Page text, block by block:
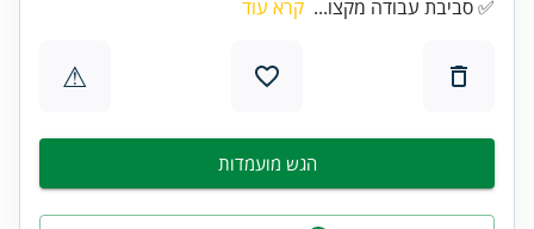
✅ סביבת עבודה מקצו... קרא עוד
⚠
הגש מועמדות